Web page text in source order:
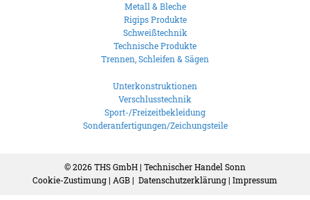
Metall & Bleche
Rigips Produkte
Schweißtechnik
Technische Produkte
Trennen, Schleifen & Sägen
Unterkonstruktionen
Verschlusstechnik
Sport-/Freizeitbekleidung
Sonderanfertigungen/Zeichungsteile
© 2026THS GmbH | Technischer Handel Sonn
Cookie-Zustimung| AGB| Datenschutzerklärung| Impressum